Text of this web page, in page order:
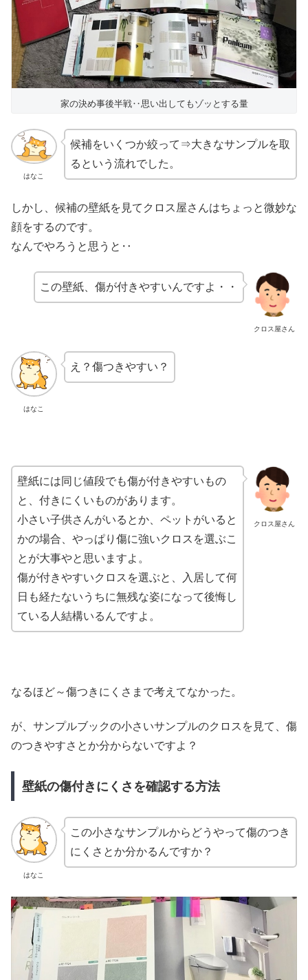
家の決め事後半戦‥思い出してもゾッとする量
はなこ
候補をいくつか絞って⇒大きなサンプルを取
るという流れでした。
しかし、候補の壁紙を見てクロス屋さんはちょっと微妙な
顔をするのです。
なんでやろうと思うと‥
クロス屋さん
この壁紙、傷が付きやすいんですよ・・
はなこ
え？傷つきやすい？
クロス屋さん
壁紙には同じ値段でも傷が付きやすいもの
と、付きにくいものがあります。
小さい子供さんがいるとか、ペットがいると
かの場合、やっぱり傷に強いクロスを選ぶこ
とが大事やと思いますよ。
傷が付きやすいクロスを選ぶと、入居して何
日も経たないうちに無残な姿になって後悔し
ている人結構いるんですよ。
なるほど～傷つきにくさまで考えてなかった。
が、サンプルブックの小さいサンプルのクロスを見て、傷
のつきやすさとか分からないですよ？
壁紙の傷付きにくさを確認する方法
はなこ
この小さなサンプルからどうやって傷のつき
にくさとか分かるんですか？